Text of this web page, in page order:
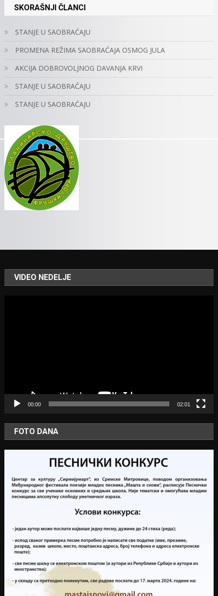
SKORAŠNJI ČLANCI
STANJE U SAOBRAĆAJU
PROMENA REŽIMA SAOBRAĆAJA OSMOG JULA
AKCIJA DOBROVOLJNOG DAVANJA KRVI
STANJE U SAOBRAĆAJU
STANJE U SAOBRAĆAJU
VIDEO NEDELJE
00:00 02:01
FOTO DANA